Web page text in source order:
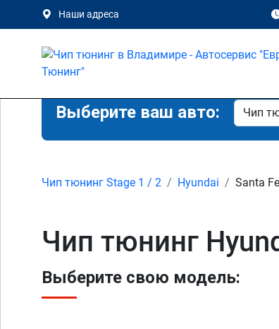
Наши адреса
Выберите ваш авто:
Чип тюнинг Stage 1 / 2 Hyundai Santa Fe
Чип тюнинг
Выберите свою модель: